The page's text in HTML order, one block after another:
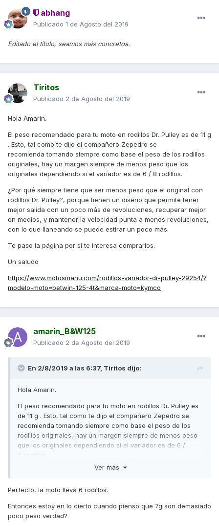
abhang
Publicado 1 de Agosto del 2019
Editado el título; seamos más concretos.
Tiritos
Publicado 2 de Agosto del 2019
Hola Amarin.
El peso recomendado para tu moto en rodillos Dr. Pulley es de 11 g
. Esto, tal como te dijo el compañero Zepedro se
recomienda tomando siempre como base el peso de los rodillos
originales, hay un margen siempre de menos peso que los
originales dependiendo si el variador es de 6 / 8 rodillos.
¿Por qué siempre tiene que ser menos peso que el original con
rodillos Dr. Pulley?, porque tienen un diseño que permite tener
mejor salida con un poco más de revoluciones, recuperar mejor
en medios, y mantener la velocidad punta a menos revoluciones,
con lo que llaneando se puede estirar un poco más.
Te paso la página por si te interesa comprarlos.
Un saludo
https://www.motosmanu.com/rodillos-variador-dr-pulley-29254/?
modelo-moto=betwin-125-4t&marca-moto=kymco
amarin_B&W125
Publicado 2 de Agosto del 2019
En 2/8/2019 a las 6:37, Tiritos dijo:
Hola Amarin.
El peso recomendado para tu moto en rodillos Dr. Pulley es
de 11 g . Esto, tal como te dijo el compañero Zepedro se
recomienda tomando siempre como base el peso de los
rodillos originales, hay un margen siempre de menos peso
que los originales dependiendo si el variador es de 6 /
8 rodillos.
¿Por qué siempre tiene que ser menos peso que el original
permite tener mejor salida con un poco más de
velocidad punta a menos revoluciones, con lo que
llaneando se puede estirar un poco más.
Ver más
Perfecto, la moto lleva 6 rodillos.
Entonces estoy en lo cierto cuando pienso que 7g son demasiado
poco peso verdad?